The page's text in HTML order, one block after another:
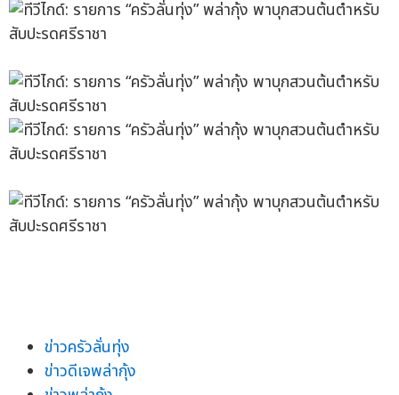
ข่าวครัวลั่นทุ่ง
ข่าวดีเจพล่ากุ้ง